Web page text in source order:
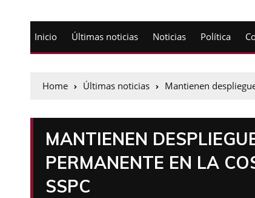
Inicio Últimas noticias Noticias Política
Home Últimas noticias Mantienen
MANTIENEN
PERMANENTE EN LA
SSPC